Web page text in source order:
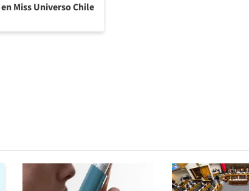
Miss Universo Chile